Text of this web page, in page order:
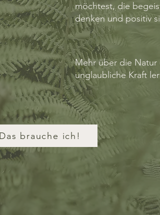
möchtest, die
denken und positiv
Mehr über die Natur
unglaubliche Kraft
Das brauche ich!